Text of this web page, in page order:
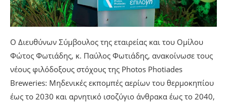
Ο Διευθύνων Σύμβουλος της εταιρείας και του Ομίλου
Φώτος Φωτιάδης, κ. Παύλος Φωτιάδης, ανακοίνωσε τους
νέους φιλόδοξους στόχους της Photos Photiades
Breweries: Μηδενικές εκπομπές αερίων του θερμοκηπίου
έως το 2030 και αρνητικό ισοζύγιο άνθρακα έως το 2040,